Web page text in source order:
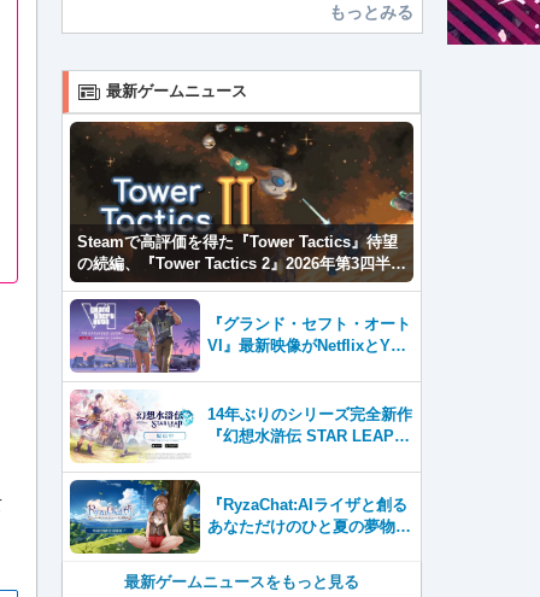
もっとみる
最新ゲームニュース
Steamで高評価を得た『Tower Tactics』待望
の続編、『Tower Tactics 2』2026年第3四半期
に早期アクセス開始
『グランド・セフト・オート
VI』最新映像がNetflixとYou
14年ぶりのシリーズ完全新作
『幻想水滸伝 STAR LEAP』
『RyzaChat:AIライザと創る
あなただけのひと夏の夢物
テムはこれまでにない新鮮な
最新ゲームニュースをもっと見る